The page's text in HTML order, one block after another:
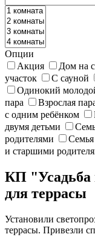
Опции
Акция
Дом на
участок
С сауной
Одинокий
пара
Взрослая
с одним ребёнком
двумя детьми
родителями
Семья
и старшими
КП
для террасы
Установили
террасы. Привезли